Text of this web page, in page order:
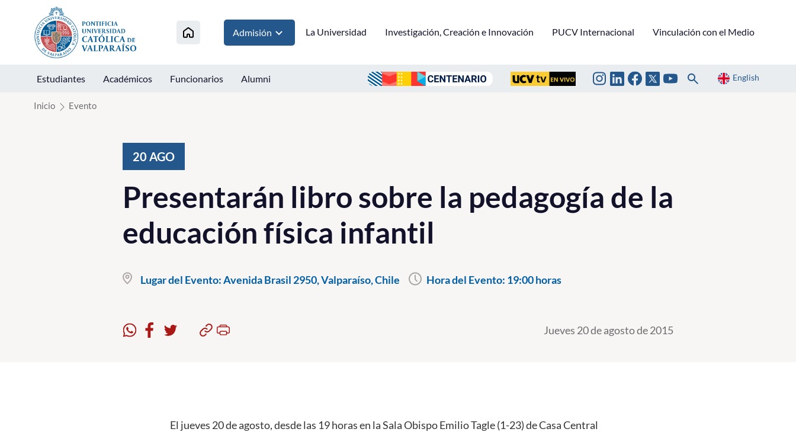
Click acá para ir directamente al contenido
Admisión La Universidad Investigación, Creación e Innovación PUCV Internacional Vinculación con el Medio
Estudiantes Académicos Funcionarios Alumni English
Inicio Evento
20 AGO
Presentarán libro sobre la pedagogía de la
educación física infantil
Lugar del Evento:Avenida Brasil 2950, Valparaíso, Chile Hora del Evento: 19:00 horas
Jueves 20 de agosto de 2015
El jueves 20 de agosto, desde las 19 horas en la Sala Obispo Emilio Tagle (1-23) de Casa Central